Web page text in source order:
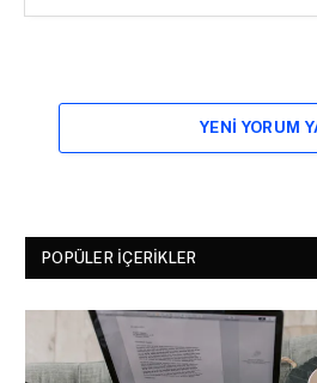
YENI YORUM
POPÜLER İÇERIKLER